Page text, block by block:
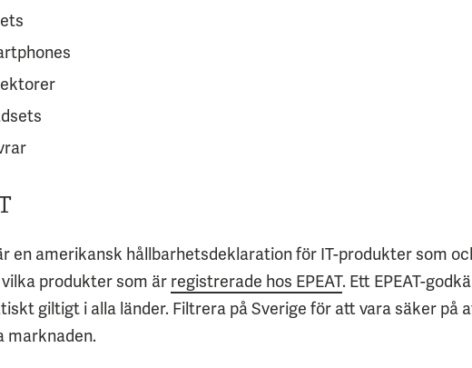
en amerikansk hållbarhetsdeklaration för IT-produkter som
produkter som är registrerade hos EPEAT. Ett EPEAT-
giltigt i alla länder. Filtrera på Sverige för att vara säker på
marknaden.